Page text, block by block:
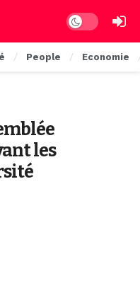
Dark mode
People Economie
les